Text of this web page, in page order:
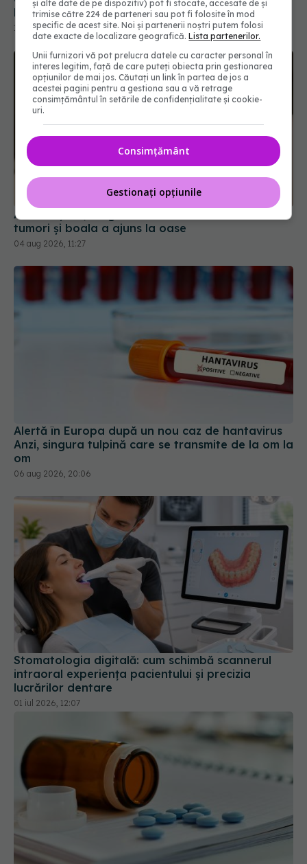
Masivul Caraiman
13 iul 2026, 10:38
Alina Pușcău, diagnostic devastator! Am cinci
tumori și boala a ajuns la oase
04 aug 2026, 11:27
Alertă în Europa după un nou caz de hantavirus
Anzi, singura tulpină care se transmite de la om la
om
06 aug 2026, 20:06
Stomatologia digitală: cum schimbă scannerul
intraoral experiența pacientului și precizia
lucrărilor dentare
01 iul 2026, 12:07
și alte date de pe dispozitiv) pot fi stocate, accesate de și
trimise către 224 de parteneri sau pot fi folosite în mod
specific de acest site. Noi și partenerii noștri putem folosi
date exacte de localizare geografică.Lista partenerilor.
Unii furnizori vă pot prelucra datele cu caracter personal în
interes legitim, față de care puteți obiecta prin gestionarea
opțiunilor de mai jos. Căutați un link în partea de jos a
acestei pagini pentru a gestiona sau a vă retrage
consimțământul în setările de confidențialitate și cookie-
uri.
Consimțământ
Gestionați opțiunile